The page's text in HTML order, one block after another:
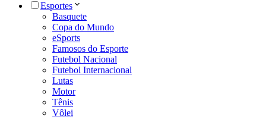
Esportes
Basquete
Copa do Mundo
eSports
Famosos do Esporte
Futebol Nacional
Futebol Internacional
Lutas
Motor
Tênis
Vôlei